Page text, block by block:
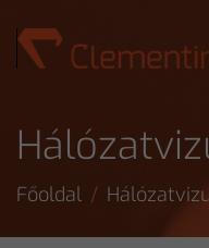
Skip to main content
Főoldal